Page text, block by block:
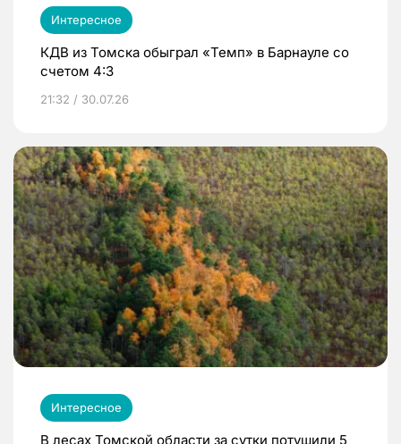
Интересное
КДВ из Томска обыграл «Темп» в Барнауле со
счетом 4:3
21:32 / 30.07.26
Интересное
В лесах Томской области за сутки потушили 5